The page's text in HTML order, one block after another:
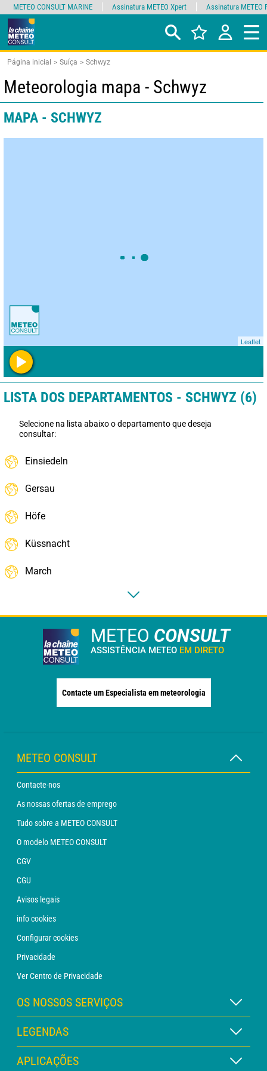
Página inicial Suíça Schwyz
Meteorologia mapa - Schwyz
MAPA - SCHWYZ
Leaflet
LISTA DOS DEPARTAMENTOS - SCHWYZ (6)
Selecione na lista abaixo o departamento que deseja
consultar:
Einsiedeln
Gersau
Höfe
Küssnacht
March
METEO CONSULT
ASSISTÊNCIA METEO EM DIRETO
Contacte um Especialista em meteorologia
METEO CONSULT
Contacte-nos
As nossas ofertas de emprego
Tudo sobre a METEO CONSULT
O modelo METEO CONSULT
CGV
CGU
Avisos legais
info cookies
Configurar cookies
Privacidade
Ver Centro de Privacidade
OS NOSSOS SERVIÇOS
Assinatura METEO Xpert
Assinatura METEO PRO
Consulta com um analista
LEGENDAS
Legenda dos mapas
APLICAÇÕES
METEO CONSULT MARINE Assinatura METEO Xpert Assinatura METEO